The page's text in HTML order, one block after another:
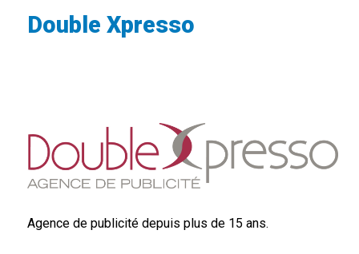
Double Xpresso
Agence de publicité depuis plus de 15 ans.